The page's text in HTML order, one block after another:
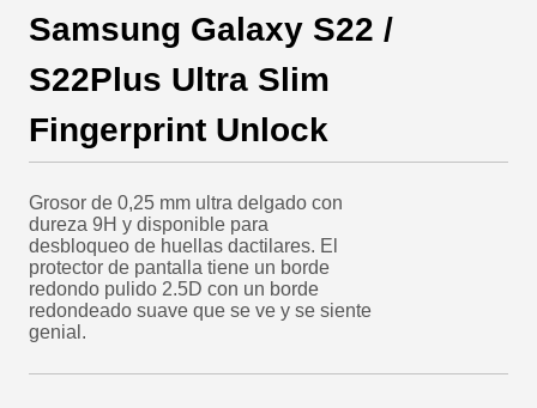
Samsung Galaxy S22 /
S22Plus Ultra Slim
Fingerprint Unlock